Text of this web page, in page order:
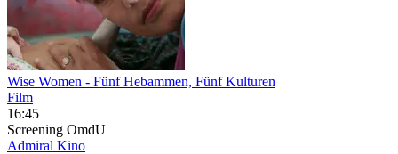
Wise Women - Fünf Hebammen, Fünf Kulturen
Film
16:45
Screening OmdU
Admiral Kino